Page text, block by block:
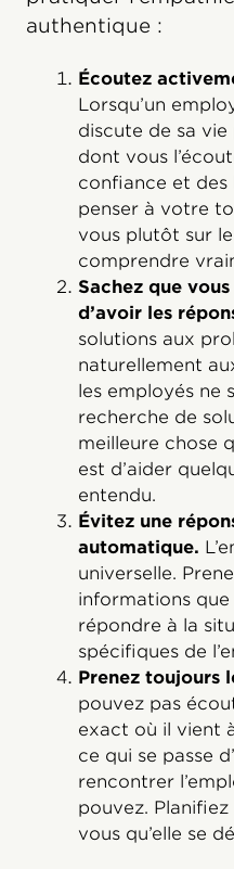
authentique :
Écoutez
Lorsqu’un
discute de sa vie
dont vous
confiance et des
penser à votre
vous plutôt sur
comprendre
Sachez que
d’avoir les
solutions aux
naturellement
les employés ne
recherche de
meilleure chose
est d’aider
entendu.
Évitez une
automatique.
universelle.
informations
répondre à la
spécifiques de
Prenez toujours
pouvez pas
exact où il vient
ce qui se passe
rencontrer
pouvez.
vous qu’elle se